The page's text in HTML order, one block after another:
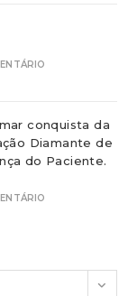
conquista da
Diamante de
do Paciente.